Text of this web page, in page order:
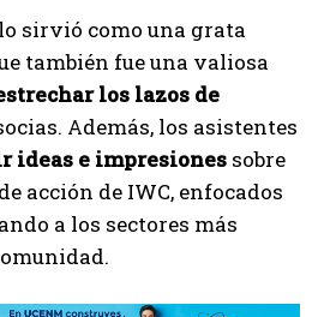
sirvió como una grata
también fue una valiosa
los lazos de
Además, los asistentes
ideas e impresiones sobre
acción de IWC, enfocados
a los sectores más